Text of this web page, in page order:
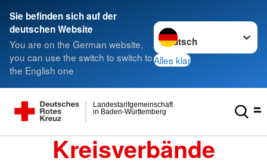
Sie befinden sich auf der
deutschen Website
You are on the German website,
you can use the switch to switch to
the English one
Sprache wechseln zu
Alles klar
in Baden-Württemberg
Landestarifgemeinschaft
Kreisverbände